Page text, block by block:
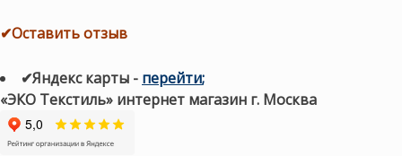
✔Оставить отзыв
✔Яндекс карты - перейти;
«ЭКО Текстиль» интернет магазин г. Москва